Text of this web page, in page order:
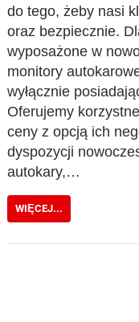
do tego, żeby nasi
oraz bezpiecznie.
wyposażone w
monitory
wyłącznie
Oferujemy
ceny z opcją ich
dyspozycji
autokary,…
WIĘCEJ...